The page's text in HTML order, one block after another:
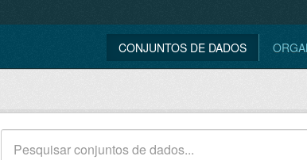
CONJUNTOS DE DADOS